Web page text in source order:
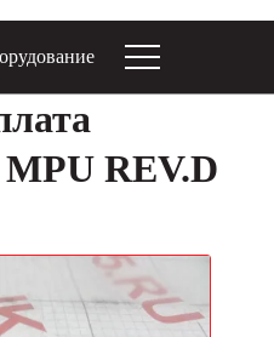
REV.D